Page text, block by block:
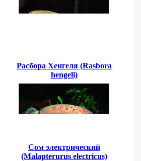
Расбора Хенгеля (Rasbora
hengeli)
Сом электрический
(Malapterurus electricus)